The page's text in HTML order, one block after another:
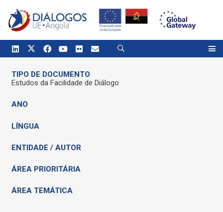
TIPO DE DOCUMENTO
Estudos da Facilidade de Diálogo
ANO
LÍNGUA
ENTIDADE / AUTOR
ÁREA PRIORITÁRIA
ÁREA TEMÁTICA